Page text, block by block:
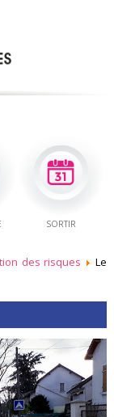
SORTIR
des risques
Le